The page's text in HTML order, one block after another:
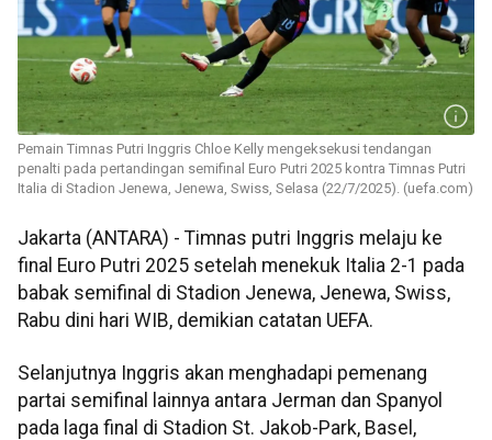
Pemain Timnas Putri Inggris Chloe Kelly mengeksekusi tendangan
penalti pada pertandingan semifinal Euro Putri 2025 kontra Timnas Putri
Italia di Stadion Jenewa, Jenewa, Swiss, Selasa (22/7/2025). (uefa.com)
Jakarta (ANTARA) - Timnas putri Inggris melaju ke
final Euro Putri 2025 setelah menekuk Italia 2-1 pada
babak semifinal di Stadion Jenewa, Jenewa, Swiss,
Rabu dini hari WIB, demikian catatan UEFA.
Selanjutnya Inggris akan menghadapi pemenang
partai semifinal lainnya antara Jerman dan Spanyol
pada laga final di Stadion St. Jakob-Park, Basel,